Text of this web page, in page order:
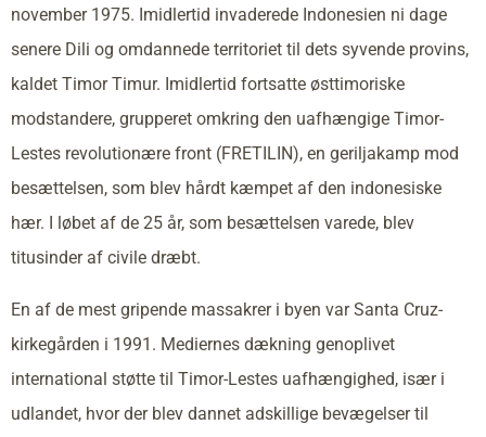
november 1975. Imidlertid invaderede Indonesien ni dage
senere Dili og omdannede territoriet til dets syvende provins,
kaldet Timor Timur. Imidlertid fortsatte østtimoriske
modstandere, grupperet omkring den uafhængige Timor-
Lestes revolutionære front (FRETILIN), en geriljakamp mod
besættelsen, som blev hårdt kæmpet af den indonesiske
hær. I løbet af de 25 år, som besættelsen varede, blev
titusinder af civile dræbt.
En af de mest gripende massakrer i byen var Santa Cruz-
kirkegården i 1991. Mediernes dækning genoplivet
international støtte til Timor-Lestes uafhængighed, især i
udlandet, hvor der blev dannet adskillige bevægelser til